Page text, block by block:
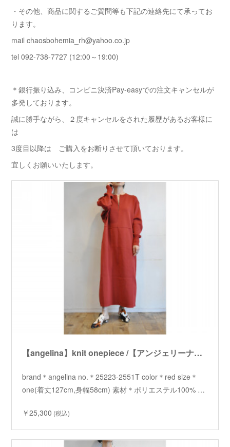
・その他、商品に関するご質問等も下記の連絡先にて承ってお
ります。
mail chaosbohemia_rh@yahoo.co.jp
tel 092-738-7727 (12:00～19:00)
＊銀行振り込み、コンビニ決済Pay-easyでの注文キャンセルが
多発しております。
誠に勝手ながら、２度キャンセルをされた履歴があるお客様に
は
3度目以降は ご購入をお断りさせて頂いております。
宜しくお願いいたします。
【angelina】knit onepiece /【アンジェリーナ】ニットワンピース
brand＊angelina no.＊25223-2551T color＊red size＊
one(着丈127cm,身幅58cm) 素材＊ポリエステル100% …
￥25,300 (税込)